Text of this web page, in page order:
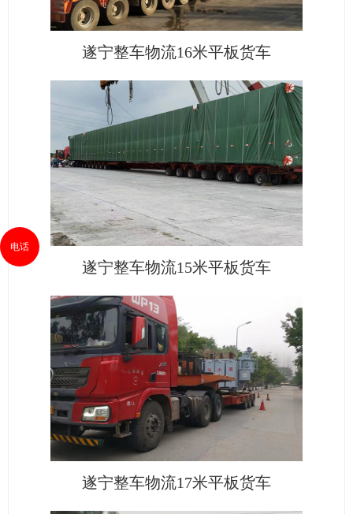
遂宁整车物流16米平板货车
遂宁整车物流15米平板货车
遂宁整车物流17米平板货车
电话